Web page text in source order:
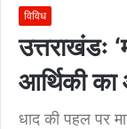
विविध
उत्तराखंडः
आर्थिकी
धाद की पहल पर